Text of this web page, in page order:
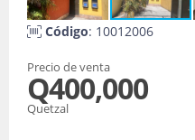
Código: 10012006
Precio de venta
Q400,000
Quetzal